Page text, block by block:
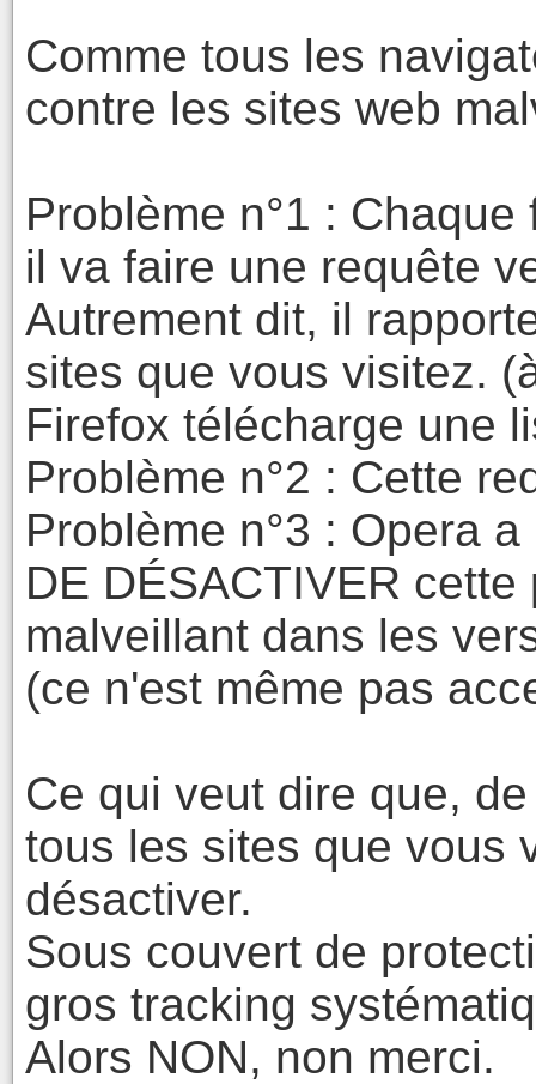
Comme tous les
contre les sites web
Problème n°1 :
il va faire une requête
Autrement dit, il
sites que vous visitez.
Firefox télécharge une
Problème n°2 : Cette
Problème n°3 : Opera
DE DÉSACTIVER
malveillant dans les
(ce n'est même pas
Ce qui veut dire que,
tous les sites que vous
désactiver.
Sous couvert de
gros tracking
Alors NON, non merci.